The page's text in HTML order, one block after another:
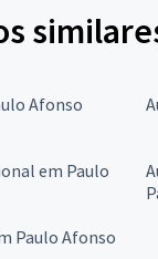
Afonso
em Paulo
Paulo Afonso